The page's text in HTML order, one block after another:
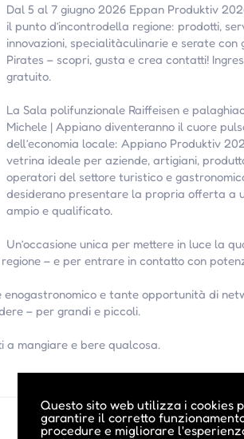
Questo sito web utilizza i cookies
garantire il corretto
procedure e migliorare
Dal 5 al 7 giugno 2026 Eppan Produktiv
il punto d’incontrodella regione: prodotti,
innovazioni, specialitàculinarie e serate con
Pirates – scopri, gusta e crea contatti!
gratuito.
La Sala polifunzionale Raiffeisen e
Michele | Appiano diventeranno il cuore
dell’economia locale: Appiano Produktiv
vetrina ideale per aziende, artigiani,
operatori del settore turistico e
desiderano presentare la propria offerta a
ampio e qualificato.
Un’occasione unica per mettere in luce la
– e per entrare in contatto con
e tante opportunità di
– per grandi e piccoli.
a mangiare e bere qualcosa.